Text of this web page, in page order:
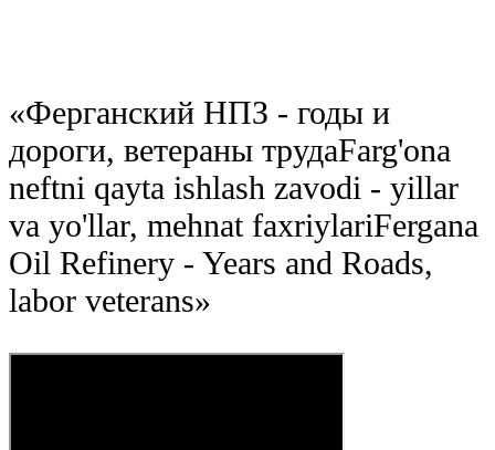
«Ферганский НПЗ - годы и
дороги, ветераны трудаFarg'ona
neftni qayta ishlash zavodi - yillar
va yo'llar, mehnat faxriylariFergana
Oil Refinery - Years and Roads,
labor veterans»